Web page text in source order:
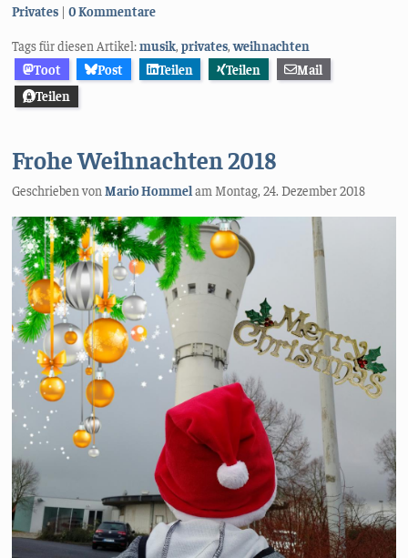
Kategorien:
Privates 0 Kommentare
Tags für diesen Artikel:musik,privates,weihnachten
Toot
Post Teilen Teilen
Mail
Teilen
Frohe Weihnachten 2018
Geschrieben vonMario Hommelam Montag, 24. Dezember 2018